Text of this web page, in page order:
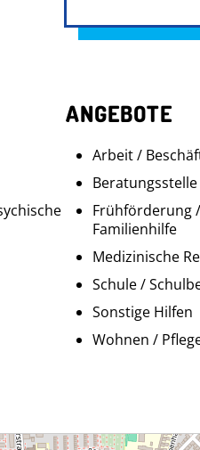
ANGEBOTE
Arbeit /
Beratungsstelle
Frühförderung
Familienhilfe
Medizinische
Schule /
Sonstige Hilfen
Wohnen /